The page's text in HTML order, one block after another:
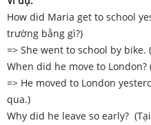
How did Maria get to school
trường bằng gì?)
=> She went to school by
When did he move to
=> He moved to London
qua.)
Why did he leave so early?